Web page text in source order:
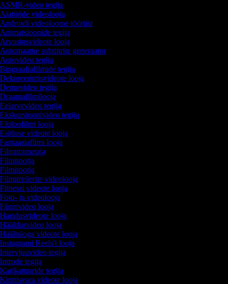
video tegija
videolooja
videoloome tööriist
tegija
looja
subtiitrite generaator
tegija
tegija
looja
tegija
tegija
tegija
looja
videote looja
looja
videolooja
videote looja
ja videolooja
looja
looja
looja
videote looja
Reels'i looja
tegija
tegija
tegija
videote looja